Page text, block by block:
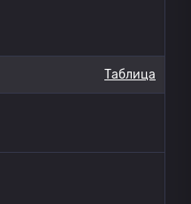
Таблица